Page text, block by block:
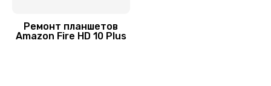
Ремонт планшетов
Amazon Fire HD 10 Plus